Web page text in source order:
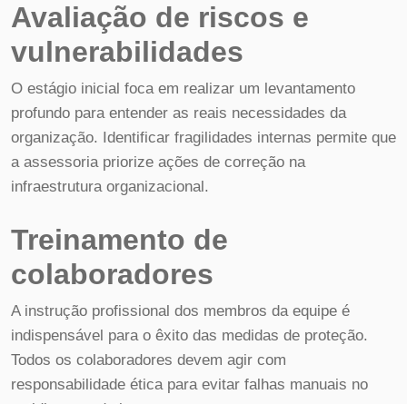
Avaliação de riscos e
vulnerabilidades
O estágio inicial foca em realizar um levantamento
profundo para entender as reais necessidades da
organização. Identificar fragilidades internas permite que
a assessoria priorize ações de correção na
infraestrutura organizacional.
Treinamento de
colaboradores
A instrução profissional dos membros da equipe é
indispensável para o êxito das medidas de proteção.
Todos os colaboradores devem agir com
responsabilidade ética para evitar falhas manuais no